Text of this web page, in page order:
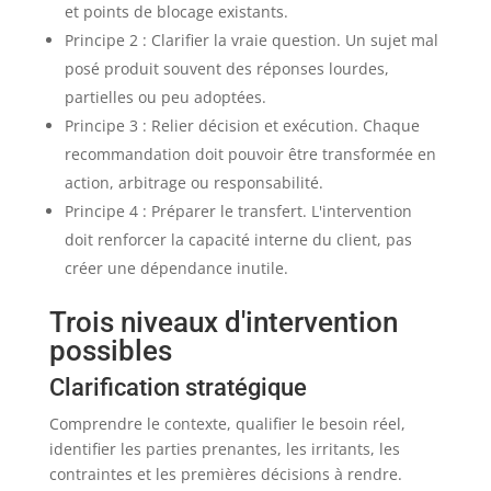
et points de blocage existants.
Principe 2 : Clarifier la vraie question. Un sujet mal
posé produit souvent des réponses lourdes,
partielles ou peu adoptées.
Principe 3 : Relier décision et exécution. Chaque
recommandation doit pouvoir être transformée en
action, arbitrage ou responsabilité.
Principe 4 : Préparer le transfert. L'intervention
doit renforcer la capacité interne du client, pas
créer une dépendance inutile.
Trois niveaux d'intervention
possibles
Clarification stratégique
Comprendre le contexte, qualifier le besoin réel,
identifier les parties prenantes, les irritants, les
contraintes et les premières décisions à rendre.